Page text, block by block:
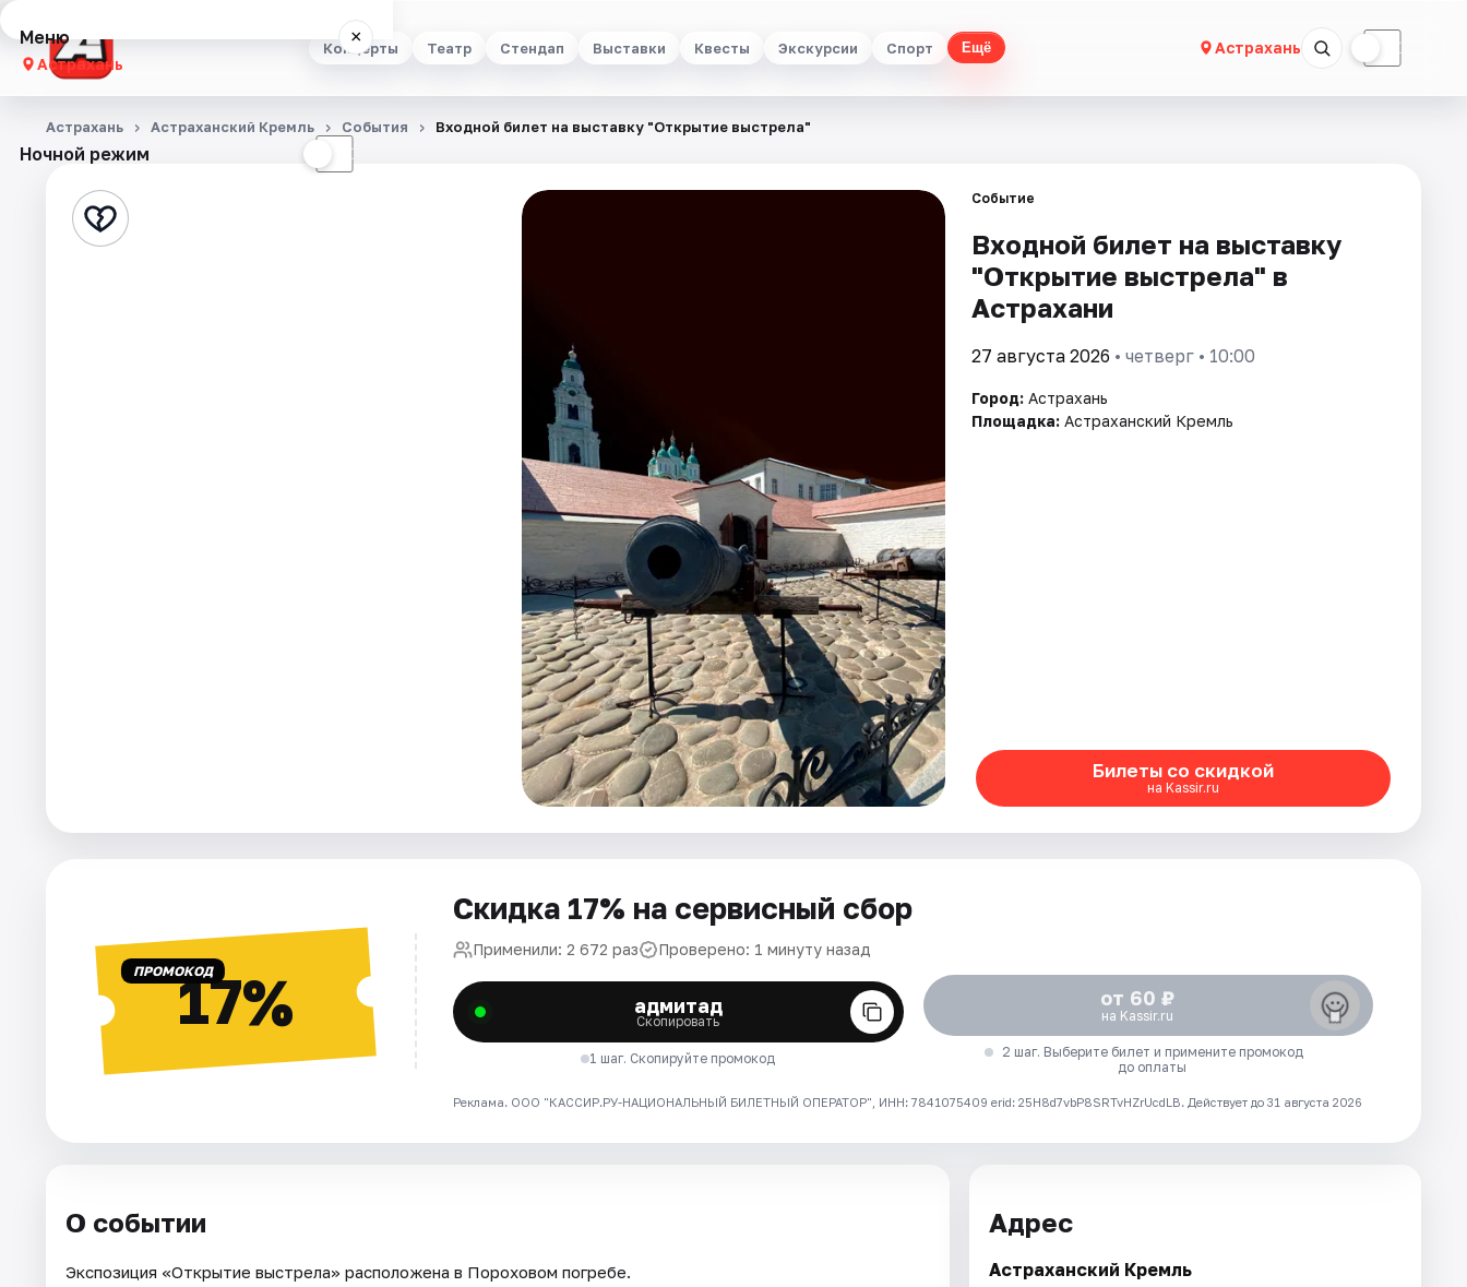
Концерты Театр Стендап Выставки Квесты Экскурсии Спорт Ещё Астрахань ☾
Меню ×
Астрахань
Концерты
Стендап
Ночной режим ☾
Астрахань Астраханский Кремль События Входной билет на выставку "Открытие выстрела"
Событие
Входной билет на выставку
"Открытие выстрела" в
Астрахани
27 августа 2026 • четверг • 10:00
Город: Астрахань
Площадка: Астраханский Кремль
Билеты со скидкой
на Kassir.ru
ПРОМОКОД17%
Скидка 17% на сервисный сбор
Применили: 2 672 раз Проверено: 1 минуту назад
адмитад
Скопировать
1 шаг. Скопируйте промокод
от 60 ₽
на Kassir.ru
2 шаг. Выберите билет и примените промокод
до оплаты
Реклама. ООО "КАССИР.РУ-НАЦИОНАЛЬНЫЙ БИЛЕТНЫЙ ОПЕРАТОР", ИНН: 7841075409 erid: 25H8d7vbP8SRTvHZrUcdLB. Действует до 31 августа 2026
О событии
Экспозиция «Открытие выстрела» расположена в Пороховом погребе.
Адрес
Астраханский Кремль